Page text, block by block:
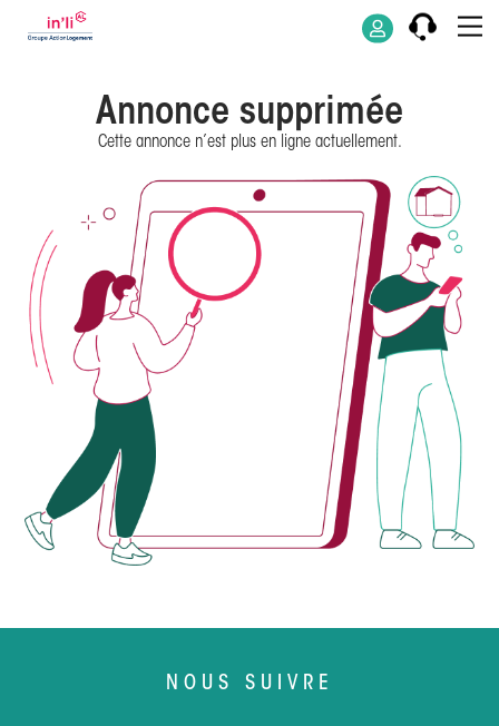
Annonce supprimée
Cette annonce n’est plus en ligne actuellement.
NOUS SUIVRE